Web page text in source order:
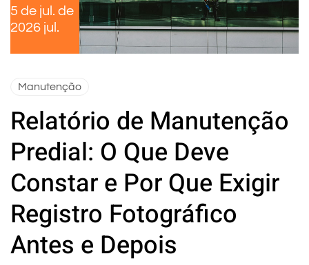
5 de jul. de
2026 jul.
Manutenção
Relatório de Manutenção
Predial: O Que Deve
Constar e Por Que Exigir
Registro Fotográfico
Antes e Depois